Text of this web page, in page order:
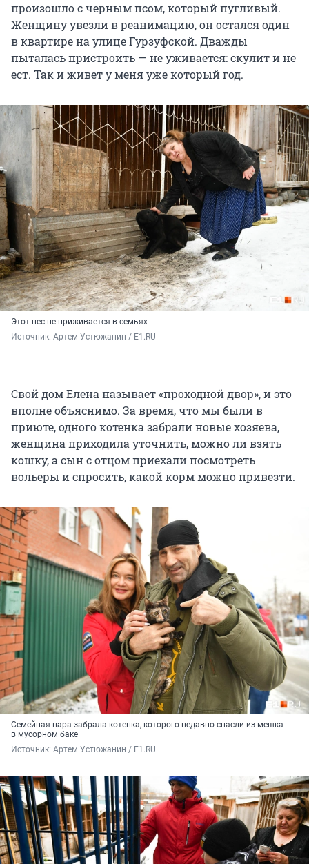
произошло с черным псом, который пугливый.
Женщину увезли в реанимацию, он остался один
в квартире на улице Гурзуфской. Дважды
пыталась пристроить — не уживается: скулит и не
ест. Так и живет у меня уже который год.
Этот пес не приживается в семьях
Источник: Артем Устюжанин / E1.RU
Свой дом Елена называет «проходной двор», и это
вполне объяснимо. За время, что мы были в
приюте, одного котенка забрали новые хозяева,
женщина приходила уточнить, можно ли взять
кошку, а сын с отцом приехали посмотреть
вольеры и спросить, какой корм можно привезти.
Семейная пара забрала котенка, которого недавно спасли из мешка
в мусорном баке
Источник: Артем Устюжанин / E1.RU